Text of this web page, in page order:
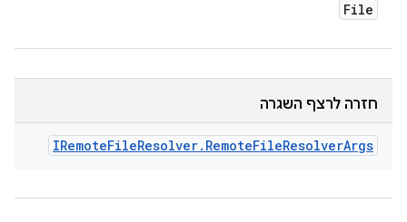
File
חזרה לרצף השגרה
IRemoteFileResolver. RemoteFileResolverArgs